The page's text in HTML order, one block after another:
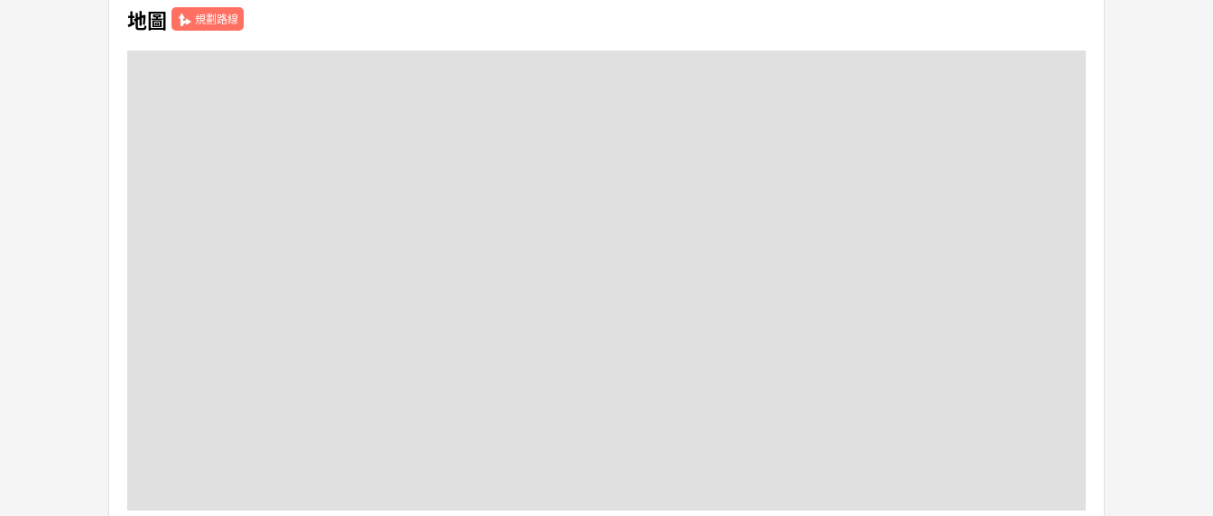
地圖 規劃路線